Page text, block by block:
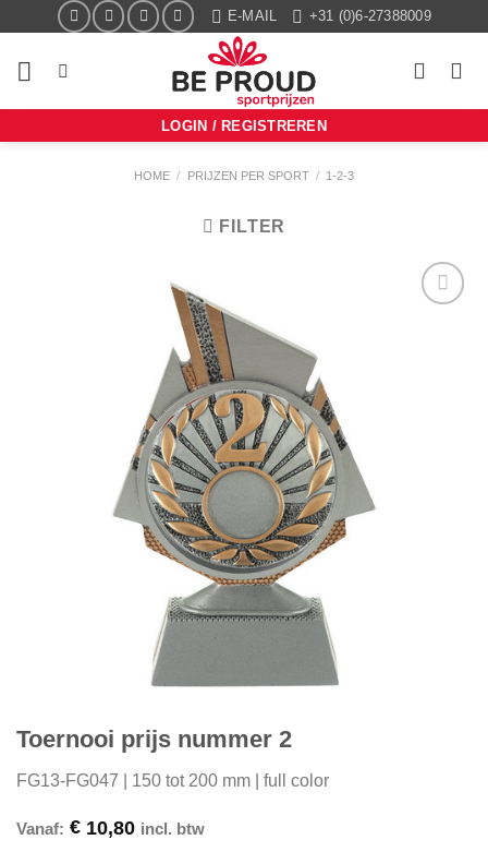
inhoud
E-MAIL +31 (0)6-27388009
LOGIN / REGISTREREN
HOME / PRIJZEN PER SPORT / 1-2-3
FILTER
Toernooi prijs nummer 2
FG13-FG047 | 150 tot 200 mm | full color
Vanaf: € 10,80 incl. btw